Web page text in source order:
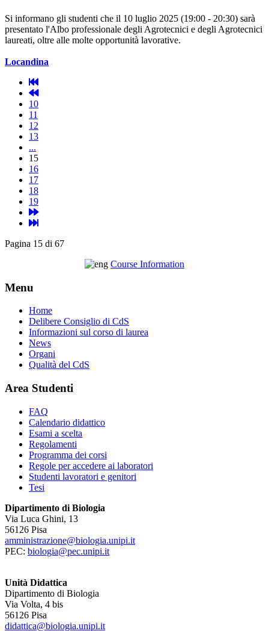
Si informano gli studenti che il 10 luglio 2025 (19:00 - 20:30) sarà
presentato l'Albo professionale degli Agrotecnici e degli Agrotecnici
laureati, oltre alle molte opportunità lavorative.
Locandina
10
11
12
13
...
15
16
17
18
19
Pagina 15 di 67
Course Information
Menu
Home
Delibere Consiglio di CdS
Informazioni sul corso di laurea
News
Organi
Qualità del CdS
Area Studenti
FAQ
Calendario didattico
Esami a scelta
Regolamenti
Programma dei corsi
Regole per accedere ai laboratori
Studenti lavoratori e genitori
Tesi
Dipartimento di Biologia
Via Luca Ghini, 13
56126 Pisa
amministrazione@biologia.unipi.it
PEC: biologia@pec.unipi.it
Unità Didattica
Dipartimento di Biologia
Via Volta, 4 bis
56126 Pisa
didattica@biologia.unipi.it